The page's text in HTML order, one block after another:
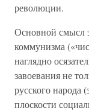
революции.
Основной смысл
коммунизма
наглядно
завоевания не
русского народа
плоскости